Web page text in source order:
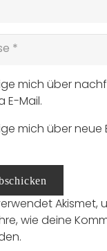
mich über
E-Mail.
mich über neue
Akismet,
wie deine